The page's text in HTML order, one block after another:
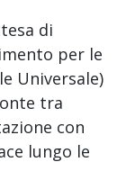
di
per le
Universale)
tra
con
lungo le